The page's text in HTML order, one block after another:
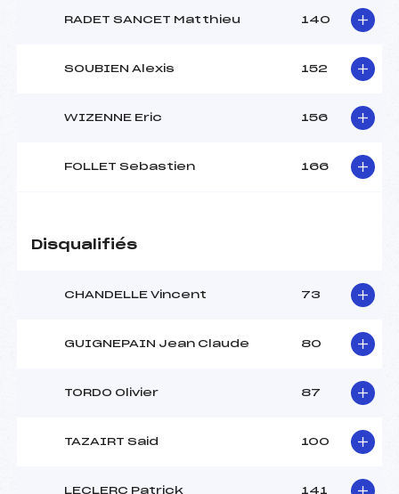
RADET SANCET Matthieu 140
SOUBIEN Alexis 152
WIZENNE Eric 156
FOLLET Sebastien 166
Disqualifiés
CHANDELLE Vincent 73
GUIGNEPAIN Jean Claude 80
TORDO Olivier 87
TAZAIRT Said 100
LECLERC Patrick 141